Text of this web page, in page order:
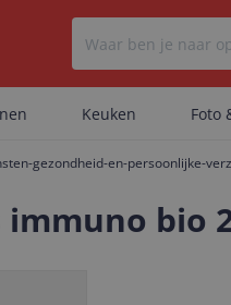
Keuken Foto
gezondheid-en-persoonlijke-
bio